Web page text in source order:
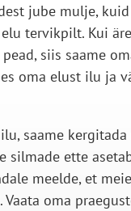
jube mulje,
tervikpilt. Kui
siis saame
oma elust ilu ja
saame
silmade ette
meelde, et
Vaata oma